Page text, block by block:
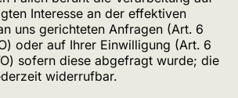
Interesse an der effektiven
uns gerichteten Anfragen (Art. 6
oder auf Ihrer Einwilligung (Art. 6
sofern diese abgefragt wurde; die
widerrufbar.